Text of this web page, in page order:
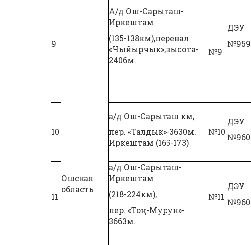
9
Ошская
область
А/д Ош-Сарыташ-
Иркештам
(135-138км),перевал
«Чыйырчык»,высота-
2406м.
№9
ДЭУ
№959
10
а/д Ош-Сарыташ км,
пер. «Талдык»-3630м.
Иркештам (165-173)
№10
ДЭУ
№960
11
а/д Ош-Сарыташ-
Иркештам
(218-224км),
пер. «Тоң-Мурун»-
3663м.
№11
ДЭУ
№960